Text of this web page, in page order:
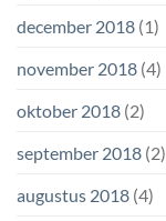
december 2018 (1)
november 2018 (4)
oktober 2018 (2)
september 2018 (2)
augustus 2018 (4)